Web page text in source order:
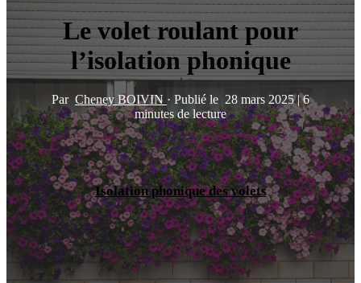
Le volet roulant pour
l’isolation phonique
Par Cheney BOIVIN · Publié le 28 mars 2025| 6
minutes de lecture
Isolation phonique des volets